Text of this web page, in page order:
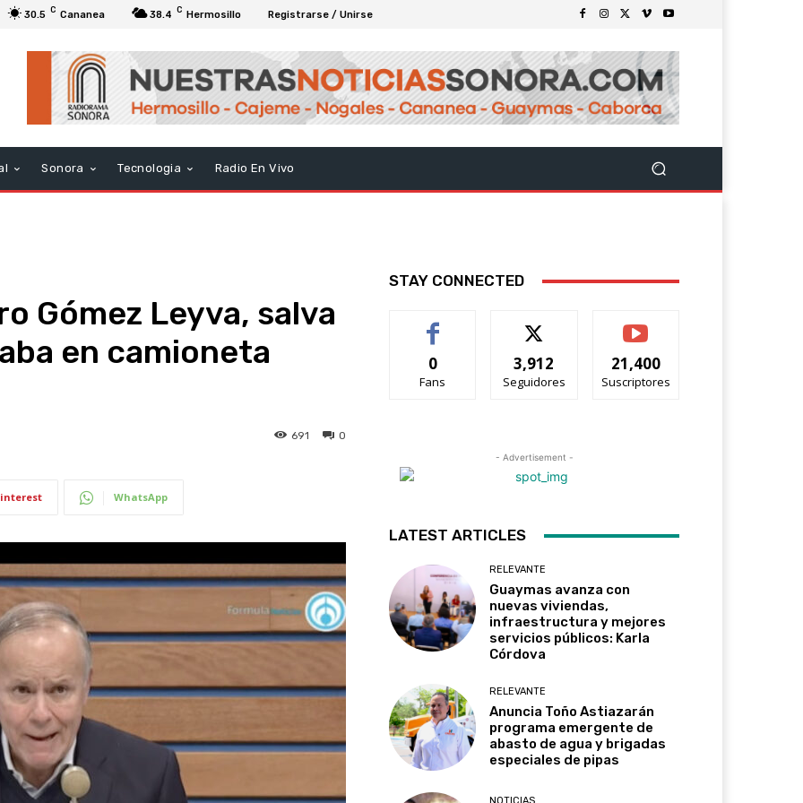
30.5 C Cananea 38.4 C Hermosillo Registrarse / Unirse
Sonora Tecnologia Radio En Vivo
Gómez Leyva, salva
en camioneta
0
691
WhatsApp
STAY CONNECTED
0
Fans
3,912
Seguidores
21,400
Suscriptores
- Advertisement -
LATEST ARTICLES
RELEVANTE
Guaymas avanza con
nuevas viviendas,
infraestructura y mejores
servicios públicos: Karla
Córdova
RELEVANTE
Anuncia Toño Astiazarán
programa emergente de
abasto de agua y brigadas
especiales de pipas
NOTICIAS